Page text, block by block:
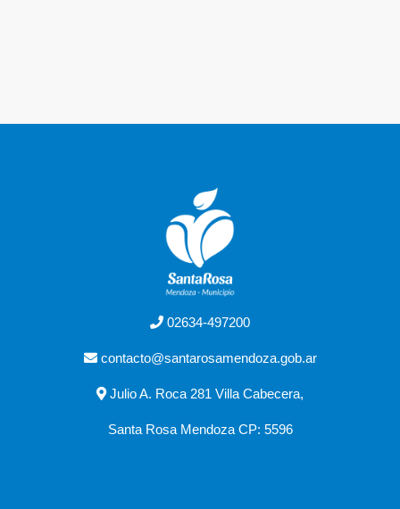
02634-497200
contacto@santarosamendoza.gob.ar
Julio A. Roca 281 Villa Cabecera,
Santa Rosa Mendoza CP: 5596